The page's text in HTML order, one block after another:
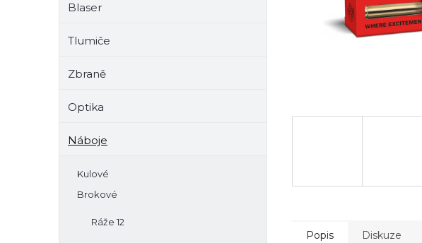
Blaser
Tlumiče
Zbraně
Optika
Náboje
Kulové
Brokové
Ráže 12
Popis Diskuze